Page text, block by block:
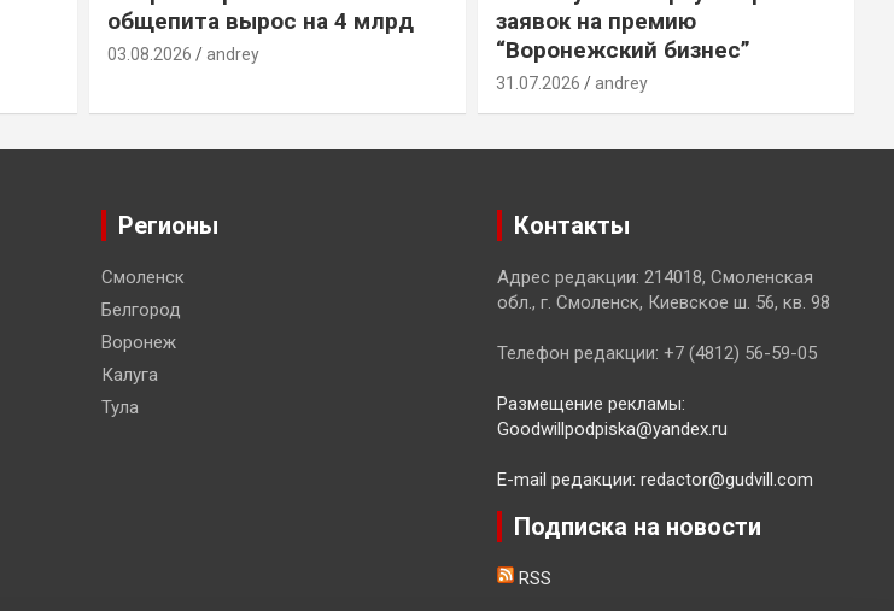
общепита вырос на 4 млрд
03.08.2026 andrey
заявок на премию
“Воронежский бизнес”
31.07.2026 andrey
Регионы
Смоленск
Белгород
Воронеж
Калуга
Тула
Контакты
Адрес редакции: 214018, Смоленская
обл., г. Смоленск, Киевское ш. 56, кв. 98
Телефон редакции: +7 (4812) 56-59-05
Размещение рекламы:
Goodwillpodpiska@yandex.ru
E-mail редакции: redactor@gudvill.com
Подписка на новости
RSS